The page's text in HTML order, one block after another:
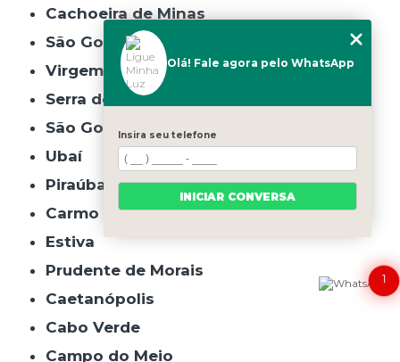
Cachoeira de Minas
São Gonçalo do Rio Abaixo
Virgem da Lapa
Serra do Salitre
São Gonçalo do Pará
Ubaí
Piraúba
Carmo da Cachoeira
Estiva
Prudente de Morais
Caetanópolis
Cabo Verde
Campo do Meio
1
Olá! Fale agora pelo WhatsApp
Insira seu telefone
INICIAR CONVERSA